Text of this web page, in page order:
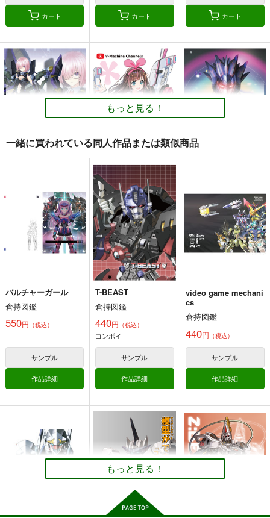
カート カート カート
倉持図鑑
（税込）
Fate/Grand Order
サンプル
Vマシーンチャンネル
倉持図鑑
770円（税込）
バーチャルYoutuber
サンプル
カート
倉持図鑑
660円 （税込）
Fate/Grand Order
サンプル
カルデアマシーン
ズ サイドセイバー
（税込）
カルデアマシーン
ズ サイドアサシン
倉持図鑑
660円（税込）
Fate/Grand Order
サンプル
換装少女ができるまで
倉持図鑑
もっと見る！
一緒に買われている同人作品または類似商品
バルチャーガール
倉持図鑑
550円 （税込）
サンプル
作品詳細
T-BEAST
倉持図鑑
440円 （税込）
コンボイ
サンプル
作品詳細
video game mechani
cs
倉持図鑑
440円 （税込）
サンプル
作品詳細
もっと見る！